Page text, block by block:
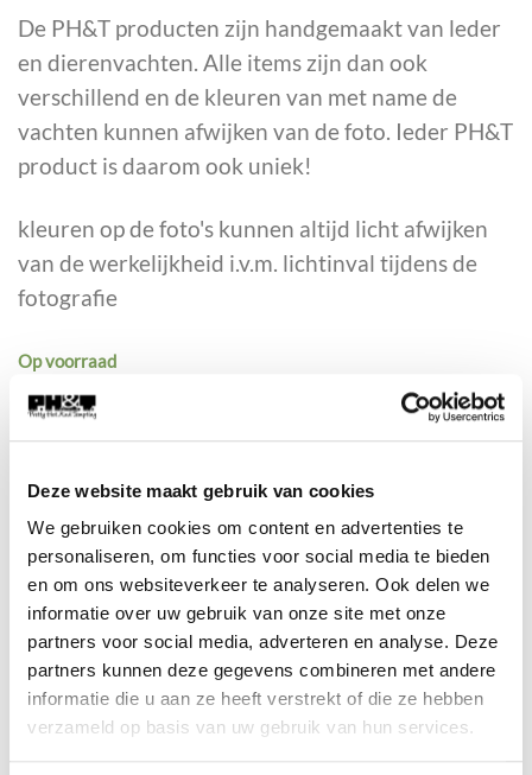
Deze website maakt gebruik van cookies
We gebruiken cookies om content en advertenties te
personaliseren, om functies voor social media te bieden
en om ons websiteverkeer te analyseren. Ook delen we
informatie over uw gebruik van onze site met onze
partners voor social media, adverteren en analyse. Deze
partners kunnen deze gegevens combineren met andere
informatie die u aan ze heeft verstrekt of die ze hebben
verzameld op basis van uw gebruik van hun services.
De PH&T producten zijn handgemaakt van leder
en dierenvachten. Alle items zijn dan ook
verschillend en de kleuren van met name de
vachten kunnen afwijken van de foto. Ieder PH&T
product is daarom ook uniek!
kleuren op de foto's kunnen altijd licht afwijken
van de werkelijkheid i.v.m. lichtinval tijdens de
fotografie
Op voorraad
BG-16742 aantal
Artikelnummer:
BG-16742
Categorie:Tassen